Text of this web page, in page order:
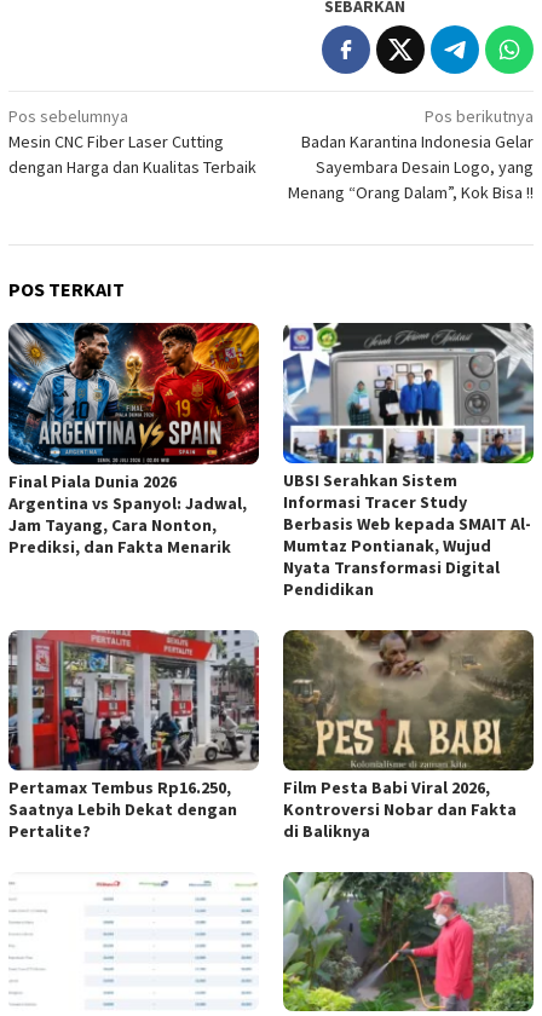
SEBARKAN
Navigasi
pos
Pos sebelumnya
Mesin CNC Fiber Laser Cutting
dengan Harga dan Kualitas Terbaik
Pos berikutnya
Badan Karantina Indonesia Gelar
Sayembara Desain Logo, yang
Menang “Orang Dalam”, Kok Bisa !!
POS TERKAIT
Final Piala Dunia 2026
Argentina vs Spanyol: Jadwal,
Jam Tayang, Cara Nonton,
Prediksi, dan Fakta Menarik
UBSI Serahkan Sistem
Informasi Tracer Study
Berbasis Web kepada SMAIT Al-
Mumtaz Pontianak, Wujud
Nyata Transformasi Digital
Pendidikan
Pertamax Tembus Rp16.250,
Saatnya Lebih Dekat dengan
Pertalite?
Film Pesta Babi Viral 2026,
Kontroversi Nobar dan Fakta
di Baliknya